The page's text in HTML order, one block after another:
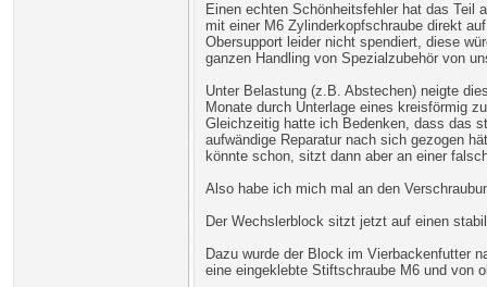
Einen echten Schönheitsfehler hat das Teil
mit einer M6 Zylinderkopfschraube direkt
Obersupport leider nicht spendiert, diese
ganzen Handling von Spezialzubehör von
Unter Belastung (z.B. Abstechen) neigte
Monate durch Unterlage eines kreisförmig
Gleichzeitig hatte ich Bedenken, dass das
aufwändige Reparatur nach sich gezogen
könnte schon, sitzt dann aber an einer
Also habe ich mich mal an den
Der Wechslerblock sitzt jetzt auf einen
Dazu wurde der Block im Vierbackenfutter
eine eingeklebte Stiftschraube M6 und von